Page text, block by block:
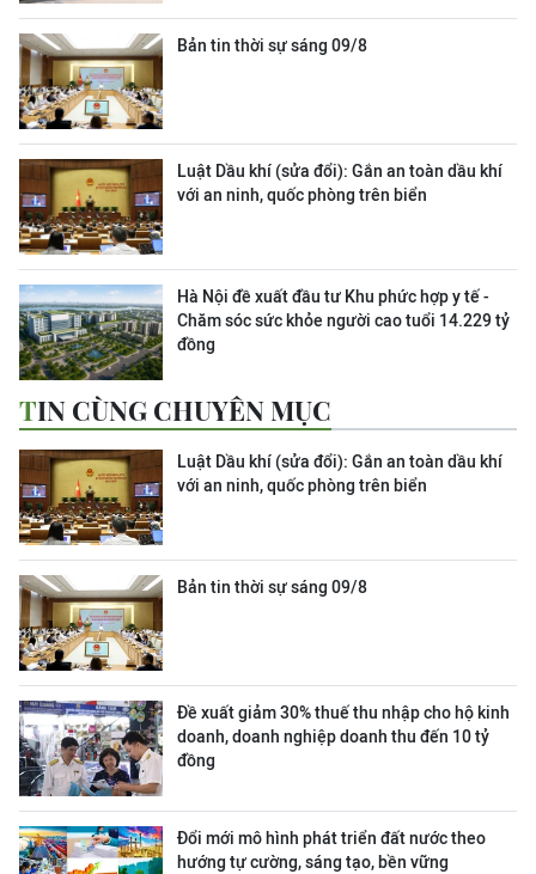
Bản tin thời sự sáng 09/8
Luật Dầu khí (sửa đổi): Gắn an toàn dầu khí
với an ninh, quốc phòng trên biển
Hà Nội đề xuất đầu tư Khu phức hợp y tế -
Chăm sóc sức khỏe người cao tuổi 14.229 tỷ
đồng
TIN CÙNG CHUYÊN MỤC
Luật Dầu khí (sửa đổi): Gắn an toàn dầu khí
với an ninh, quốc phòng trên biển
Bản tin thời sự sáng 09/8
Đề xuất giảm 30% thuế thu nhập cho hộ kinh
doanh, doanh nghiệp doanh thu đến 10 tỷ
đồng
Đổi mới mô hình phát triển đất nước theo
hướng tự cường, sáng tạo, bền vững